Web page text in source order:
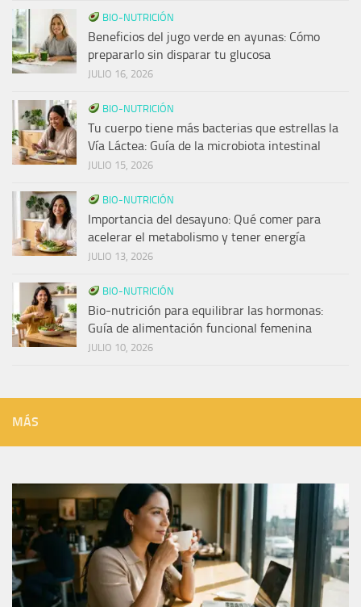
BIO-NUTRICIÓN
Beneficios del jugo verde en ayunas: Cómo
prepararlo sin disparar tu glucosa
JULIO 16, 2026
BIO-NUTRICIÓN
Tu cuerpo tiene más bacterias que estrellas la
Vía Láctea: Guía de la microbiota intestinal
JULIO 15, 2026
BIO-NUTRICIÓN
Importancia del desayuno: Qué comer para
acelerar el metabolismo y tener energía
JULIO 13, 2026
BIO-NUTRICIÓN
Bio-nutrición para equilibrar las hormonas:
Guía de alimentación funcional femenina
JULIO 10, 2026
MÁS